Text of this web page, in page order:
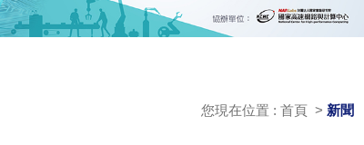
您現在位置 : 首頁 > 新聞